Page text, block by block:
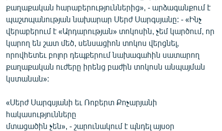
քաղաքական հարաբերություններից», - արձագանքում է
պաշտպանության նախարար Սերժ Սարգսյանը: - «Ինչ
վերաբերում է «Արդարության» տոկոսին, չեմ կարծում, որ
կարող են շատ մեծ, սենսացիոն տոկոս վերցնել,
որովհետեւ բոլոր դեպքերում նախագահին սատարող
քաղաքական ուժերը իրենց բաժին տոկոսն անպայման
կստանան»:
«Սերժ Սարգսյանի եւ Ռոբերտ Քոչարյանի
հակասությունները
մտացածին չեն», - շարունակում է պնդել այսօր